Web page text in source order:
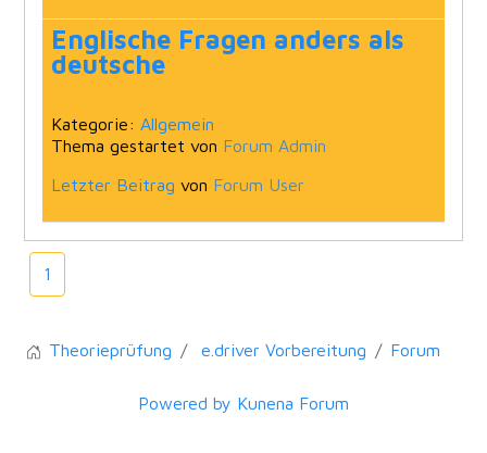
Englische Fragen anders als
deutsche
Kategorie: Allgemein
Thema gestartet von Forum Admin
Letzter Beitrag von Forum User
1
Theorieprüfung e.driver Vorbereitung Forum
Powered by Kunena Forum